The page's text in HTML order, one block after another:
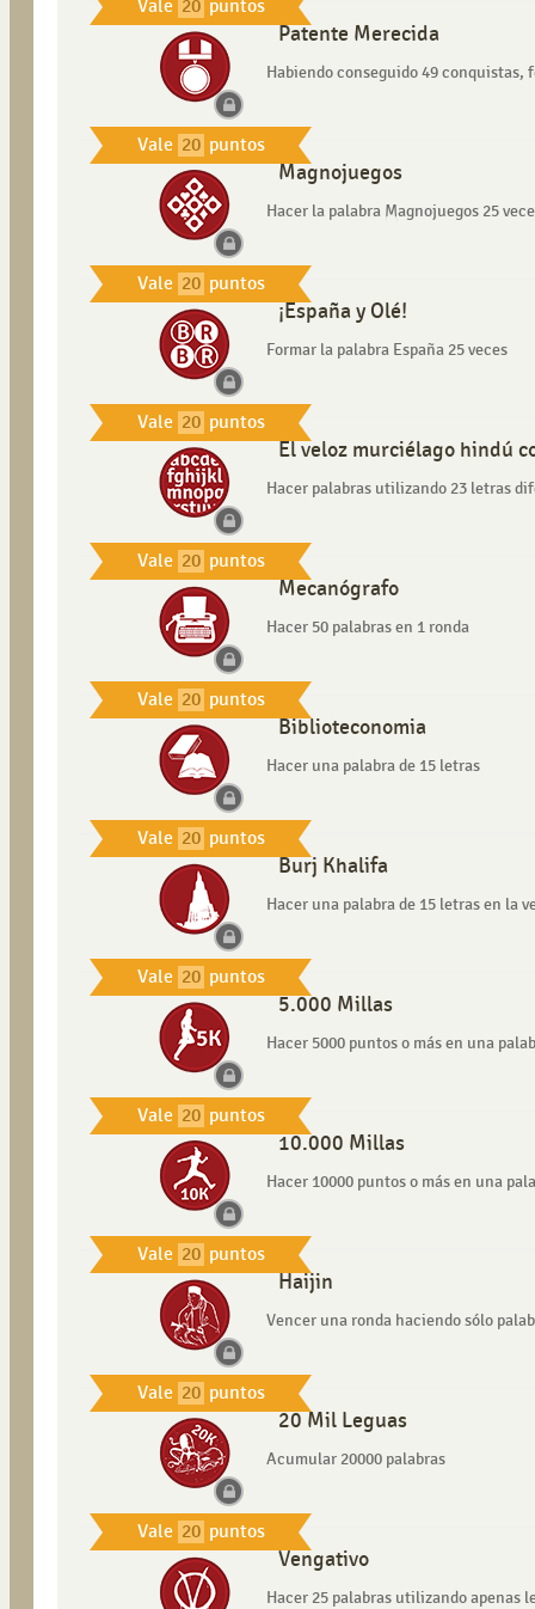
Vale 20 puntos
Vale 20 puntos
Patente Merecida
Habiendo conseguido 49
Vale 20 puntos
Magnojuegos
Hacer la palabra Magnojuegos 25
Vale 20 puntos
¡España y Olé!
Formar la palabra España 25 veces
Vale 20 puntos
El veloz murciélago hindú
Hacer palabras utilizando 23 letras
Vale 20 puntos
Mecanógrafo
Hacer 50 palabras en 1 ronda
Vale 20 puntos
Biblioteconomia
Hacer una palabra de 15 letras
Vale 20 puntos
Burj Khalifa
Hacer una palabra de 15 letras en la
Vale 20 puntos
5.000 Millas
Hacer 5000 puntos o más en una
Vale 20 puntos
10.000 Millas
Hacer 10000 puntos o más en una
Vale 20 puntos
Haijin
Vencer una ronda haciendo sólo
Vale 20 puntos
20 Mil Leguas
Acumular 20000 palabras
Vengativo
Hacer 25 palabras utilizando apenas